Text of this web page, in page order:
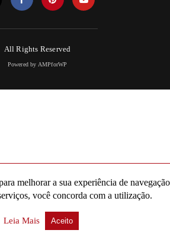
All Rights Reserved
Powered by AMPforWP
melhorar a sua experiência de
você concorda com a utilização.
Leia Mais Aceito